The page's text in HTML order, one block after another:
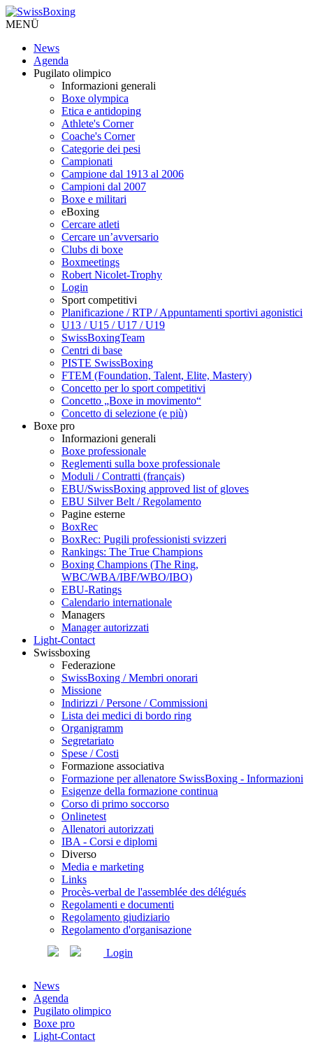
MENÜ
News
Agenda
Pugilato olimpico
Informazioni generali
Boxe olympica
Etica e antidoping
Athlete's Corner
Coache's Corner
Categorie dei pesi
Campionati
Campione dal 1913 al 2006
Campioni dal 2007
Boxe e militari
eBoxing
Cercare atleti
Cercare un’avversario
Clubs di boxe
Boxmeetings
Robert Nicolet-Trophy
Login
Sport competitivi
Planificazione / RTP / Appuntamenti sportivi agonistici
U13 / U15 / U17 / U19
SwissBoxingTeam
Centri di base
PISTE SwissBoxing
FTEM (Foundation, Talent, Elite, Mastery)
Concetto per lo sport competitivi
Concetto „Boxe in movimento“
Concetto di selezione (e più)
Boxe pro
Informazioni generali
Boxe professionale
Reglementi sulla boxe professionale
Moduli / Contratti (français)
EBU/SwissBoxing approved list of gloves
EBU Silver Belt / Regolamento
Pagine esterne
BoxRec
BoxRec: Pugili professionisti svizzeri
Rankings: The True Champions
Boxing Champions (The Ring,
WBC/WBA/IBF/WBO/IBO)
EBU-Ratings
Calendario internationale
Managers
Manager autorizzati
Light-Contact
Swissboxing
Federazione
SwissBoxing / Membri onorari
Missione
Indirizzi / Persone / Commissioni
Lista dei medici di bordo ring
Organigramm
Segretariato
Spese / Costi
Formazione associativa
Formazione per allenatore SwissBoxing - Informazioni
Esigenze della formazione continua
Corso di primo soccorso
Onlinetest
Allenatori autorizzati
IBA - Corsi e diplomi
Diverso
Media e marketing
Links
Procès-verbal de l'assemblée des délégués
Regolamenti e documenti
Regolamento giudiziario
Regolamento d'organisazione
Login
News
Agenda
Pugilato olimpico
Boxe pro
Light-Contact